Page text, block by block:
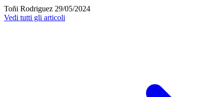
Toñi Rodriguez 29/05/2024
Vedi tutti gli articoli